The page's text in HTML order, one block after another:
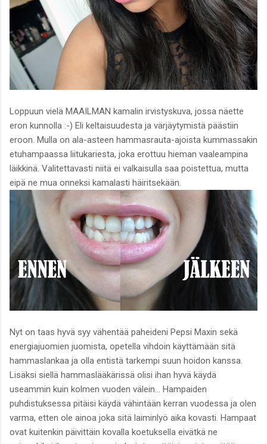
Loppuun vielä MAAILMAN kamalin irvistyskuva, jossa näette
eron kunnolla :-) Eli keltaisuudesta ja värjäytymistä päästiin
eroon. Mulla on ala-asteen hammasrauta-ajoista kummassakin
etuhampaassa liitukariesta, joka erottuu hieman vaaleampina
läikkinä. Valitettavasti niitä ei valkaisulla saa poistettua, mutta
eipä ne mua onneksi kamalasti häiritsekään.
Nyt on taas hyvä syy vähentää paheideni Pepsi Maxin sekä
energiajuomien juomista, opetella vihdoin käyttämään sitä
hammaslankaa ja olla entistä tarkempi suun hoidon kanssa.
Lisäksi siellä hammaslääkärissä olisi ihan hyvä käydä
useammin kuin kolmen vuoden välein... Hampaiden
puhdistuksessa pitäisi käydä vähintään kerran vuodessa ja olen
varma, etten ole ainoa joka sitä laiminlyö aika kovasti. Hampaat
ovat kuitenkin päivittäin kovalla koetuksella eivätkä ne